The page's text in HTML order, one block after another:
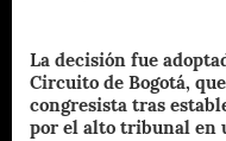
La decisión fue
Circuito de Bogotá,
congresista tras
por el alto tribunal en